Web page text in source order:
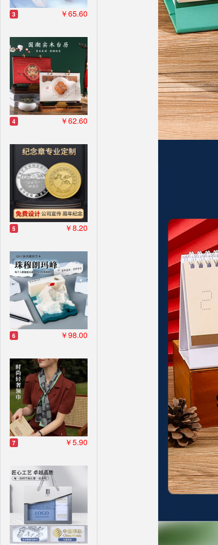
3 ￥65.60
4 ￥62.60
5 ￥8.20
6 ￥98.00
7 ￥5.90